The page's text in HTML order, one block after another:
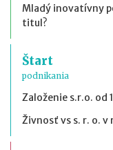
Mladý inovatívny
titul?
Štart
podnikania
Založenie s.r.o. od
Živnosť vs s. r. o. v